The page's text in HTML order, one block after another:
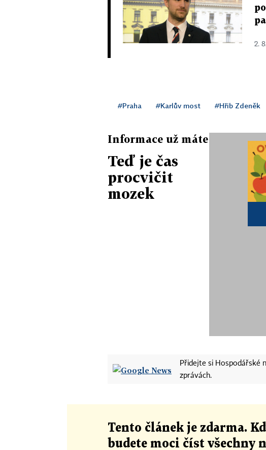
2.
#Praha #Karlův most #Hřib Zdeněk
Informace už máte
Teď je čas
procvičit
mozek
Přidejte si Hospodářské
zprávách.
Tento článek je zdarma.
budete moci číst všechny